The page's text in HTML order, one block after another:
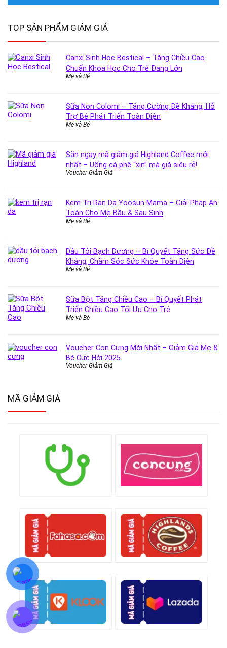
TOP SẢN PHẨM GIẢM GIÁ
Canxi Sinh Học Bestical – Tăng Chiều Cao
Chuẩn Khoa Học Cho Trẻ Đang Lớn
Mẹ và Bé
Sữa Non Colomi – Tăng Cường Đề Kháng, Hỗ
Trợ Bé Phát Triển Toàn Diện
Mẹ và Bé
Săn ngay mã giảm giá Highland Coffee mới
nhất – Uống cà phê “xịn” mà giá siêu rẻ!
Voucher Giảm Giá
Kem Trị Rạn Da Yoosun Mama – Giải Pháp An
Toàn Cho Mẹ Bầu & Sau Sinh
Mẹ và Bé
Dầu Tỏi Bạch Dương – Bí Quyết Tăng Sức Đề
Kháng, Chăm Sóc Sức Khỏe Toàn Diện
Mẹ và Bé
Sữa Bột Tăng Chiều Cao – Bí Quyết Phát
Triển Chiều Cao Tối Ưu Cho Trẻ
Mẹ và Bé
Voucher Con Cưng Mới Nhất – Giảm Giá Mẹ &
Bé Cực Hời 2025
Voucher Giảm Giá
MÃ GIẢM GIÁ